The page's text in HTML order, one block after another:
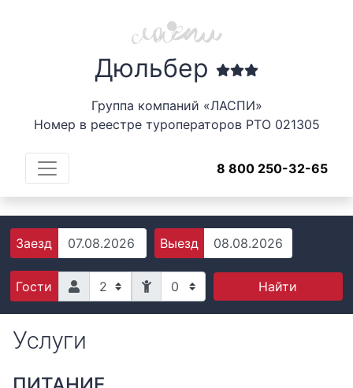
Дюльбер
Группа компаний «ЛАСПИ»
Номер в реестре туроператоров РТО 021305
8 800 250-32-65
Заезд Выезд
Гости 0 Найти
Услуги